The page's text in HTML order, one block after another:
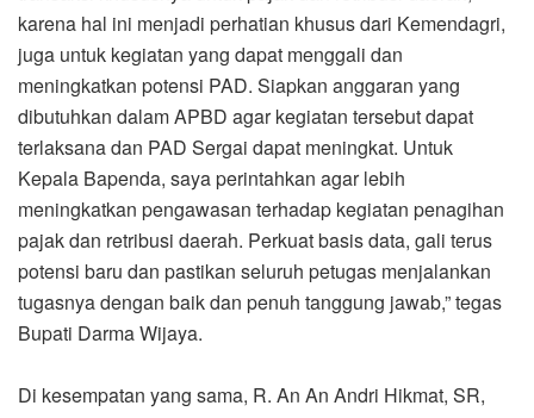
karena hal ini menjadi perhatian khusus dari Kemendagri,
juga untuk kegiatan yang dapat menggali dan
meningkatkan potensi PAD. Siapkan anggaran yang
dibutuhkan dalam APBD agar kegiatan tersebut dapat
terlaksana dan PAD Sergai dapat meningkat. Untuk
Kepala Bapenda, saya perintahkan agar lebih
meningkatkan pengawasan terhadap kegiatan penagihan
pajak dan retribusi daerah. Perkuat basis data, gali terus
potensi baru dan pastikan seluruh petugas menjalankan
tugasnya dengan baik dan penuh tanggung jawab,” tegas
Bupati Darma Wijaya.
Di kesempatan yang sama, R. An An Andri Hikmat, SR,